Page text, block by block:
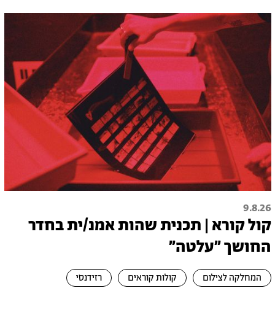
9.8.26
קול קורא | תכנית שהות אמנ/ית בחדר
החושך ״עלטה"
המחלקה לצילום קולות קוראים רזידנסי